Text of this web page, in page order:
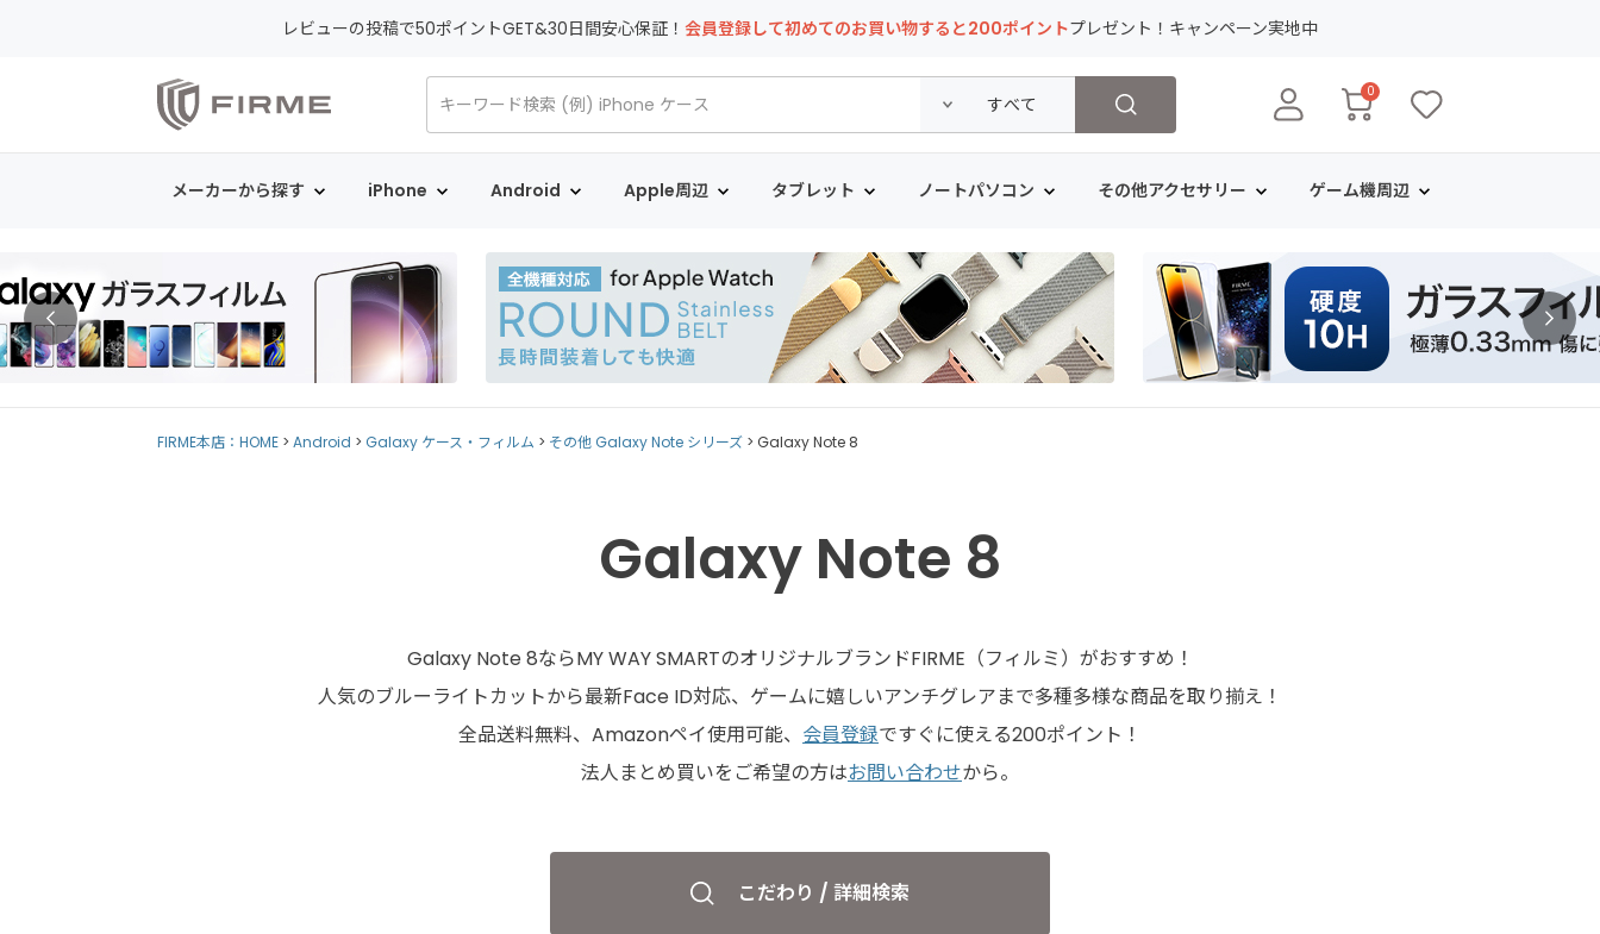
レビューの投稿で50ポイントGET&30日間安心保証！ 会員登録して初めてのお買い物すると200ポイントプレゼント！キャンペーン実地中
0
メーカーから探す iPhone Android Apple周辺 タブレット ノートパソコン その他アクセサリー ゲーム機周辺
FIRME本店：HOME Android Galaxy ケース・フィルム その他 Galaxy Note シリーズ Galaxy Note 8
Galaxy Note 8
Galaxy Note 8ならMY WAY SMARTのオリジナルブランドFIRME（フィルミ）がおすすめ！
人気のブルーライトカットから最新Face ID対応、ゲームに嬉しいアンチグレアまで多種多様な商品を取り揃え！
全品送料無料、Amazonペイ使用可能、 会員登録ですぐに使える200ポイント！
法人まとめ買いをご希望の方はお問い合わせから。
こだわり / 詳細検索